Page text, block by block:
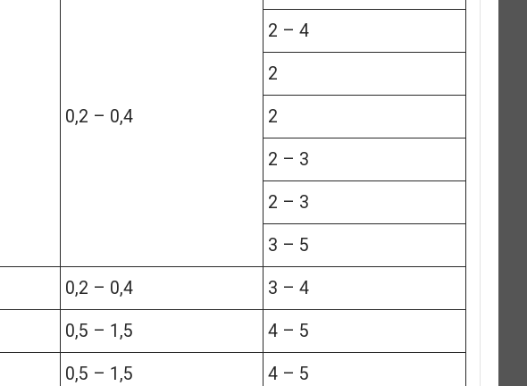
0,2 – 0,4
2 – 4
2
2
2 – 3
2 – 3
3 – 5
0,2 – 0,4 3 – 4
0,5 – 1,5 4 – 5
0,5 – 1,5
4 – 5